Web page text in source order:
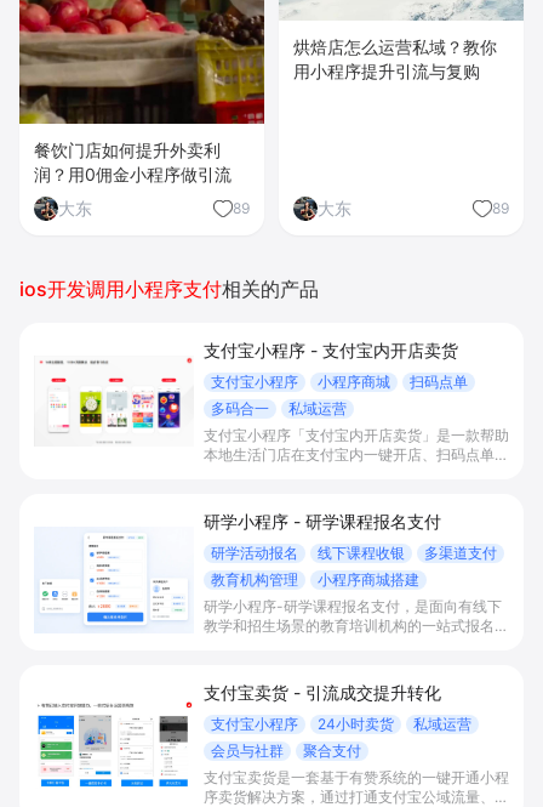
餐饮门店如何提升外卖利
润？用0佣金小程序做引流
大东
89
烘焙店怎么运营私域？教你
用小程序提升引流与复购
大东 89
ios开发调用小程序支付相关的产品
支付宝小程序 - 支付宝内开店卖货
支付宝小程序 小程序商城
扫码点单
多码合一
私域运营
支付宝小程序「支付宝内开店卖货」是一款帮助
本地生活门店在支付宝内一键开店、扫码点单买
率、客流转化和复购率，实现全渠道数字化经
营。
研学小程序 - 研学课程报名支付
研学活动报名 线下课程收银
多渠道支付
教育机构管理
小程序商城搭建
研学小程序-研学课程报名支付，是面向有线下
教学和招生场景的教育培训机构的一站式报名收
查询，帮助机构统一打通教务、财务和多校区经
营，提升招生转化与管理效率。
支付宝卖货 - 引流成交提升转化
支付宝小程序 24小时卖货
私域运营
会员与社群
聚合支付
支付宝卖货是一套基于有赞系统的一键开通小程
序卖货解决方案，通过打通支付宝公域流量、扫